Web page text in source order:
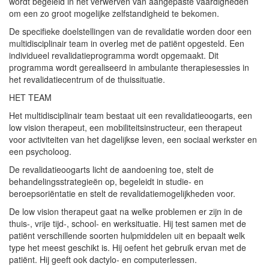
om een zo groot mogelijke zelfstandigheid te bekomen.
De specifieke doelstellingen van de revalidatie worden door een
multidisciplinair team in overleg met de patiënt opgesteld. Een
individueel revalidatieprogramma wordt opgemaakt. Dit
programma wordt gerealiseerd in ambulante therapiesessies in
het revalidatiecentrum of de thuissituatie.
HET TEAM
Het multidisciplinair team bestaat uit een revalidatieoogarts, een
low vision therapeut, een mobiliteitsinstructeur, een therapeut
voor activiteiten van het dagelijkse leven, een sociaal werkster en
een psycholoog.
De revalidatieoogarts licht de aandoening toe, stelt de
behandelingsstrategieën op, begeleidt in studie- en
beroepsoriëntatie en stelt de revalidatiemogelijkheden voor.
De low vision therapeut gaat na welke problemen er zijn in de
thuis-, vrije tijd-, school- en werksituatie. Hij test samen met de
patiënt verschillende soorten hulpmiddelen uit en bepaalt welk
type het meest geschikt is. Hij oefent het gebruik ervan met de
patiënt. Hij geeft ook dactylo- en computerlessen.